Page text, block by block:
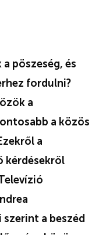
pöszeség, és
fordulni?
a
a közös
a
kérdésekről
a beszéd